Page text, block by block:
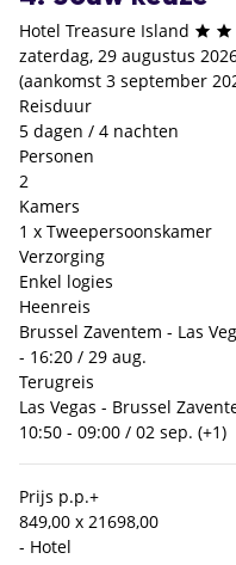
Hotel Treasure Island
zaterdag, 29 augustus
(aankomst 3 september
Reisduur
5 dagen / 4 nachten
Personen
2
Kamers
1 x Tweepersoonskamer
Verzorging
Enkel logies
Heenreis
Brussel Zaventem - Las
- 16:20 / 29 aug.
Terugreis
Las Vegas - Brussel
10:50 - 09:00 / 02 sep. (+1)
Prijs p.p.+
849,00 x 21698,00
- Hotel